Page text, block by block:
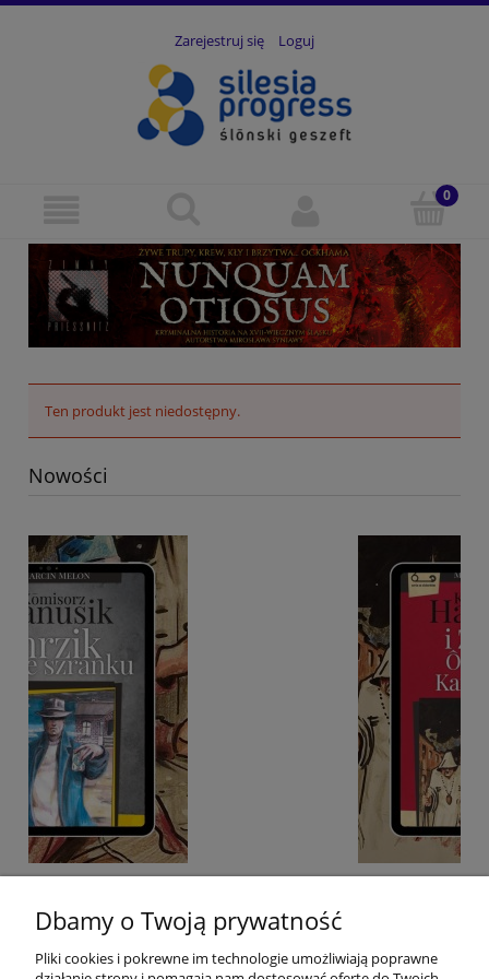
Zarejestruj się Loguj
Ten produkt jest niedostępny.
Nowości
E-BOOK: Kōmisorz Hanusik i Zakōn Ôstatnigo
Karminadla - M. Melon
22,00 zł
Dbamy o Twoją prywatność
Pliki cookies i pokrewne im technologie umożliwiają poprawne